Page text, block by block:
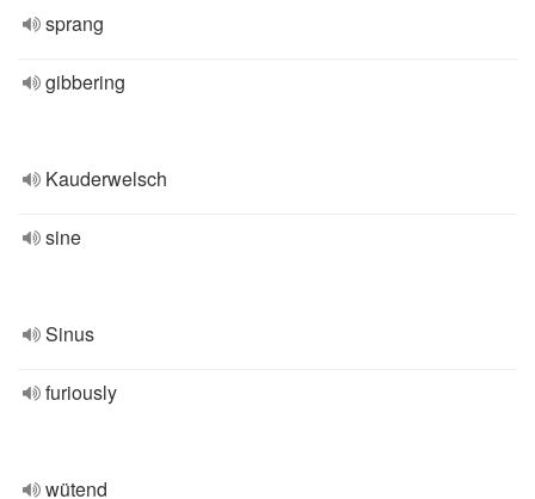
sprang
gibbering
Kauderwelsch
sine
Sinus
furiously
wütend